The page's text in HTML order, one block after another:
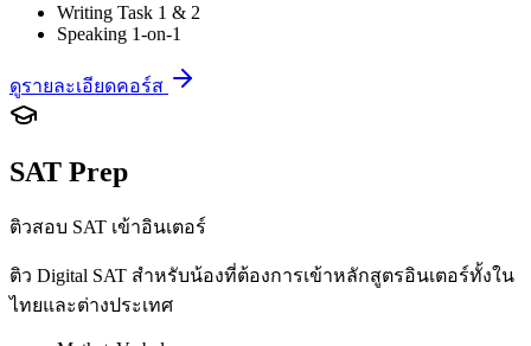
Writing Task 1 & 2
Speaking 1-on-1
ดูรายละเอียดคอร์ส
SAT Prep
ติวสอบ SAT เข้าอินเตอร์
ติว Digital SAT สำหรับน้องที่ต้องการเข้าหลักสูตรอินเตอร์ทั้งใน
ไทยและต่างประเทศ